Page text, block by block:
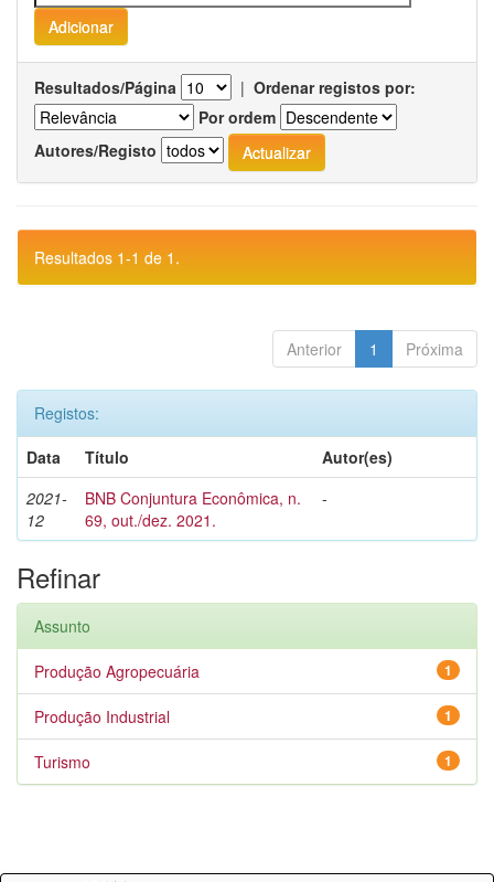
Resultados/Página | Ordenar registos por:
Por ordem
Autores/Registo
Resultados 1-1 de 1.
Anterior 1 Próxima
Registos:
Data
Título
Autor(es)
2021-
12
BNB Conjuntura Econômica, n.
69, out./dez. 2021.
-
Refinar
Assunto
1
Produção Agropecuária
1
Produção Industrial
1
Turismo